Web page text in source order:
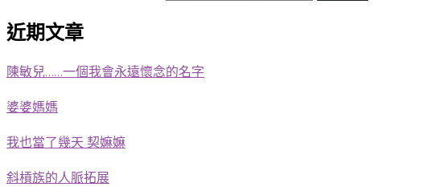
近期文章
陳敏兒……一個我會永遠懷念的名字
婆婆媽媽
我也當了幾天 契嫲嫲
斜槓族的人脈拓展